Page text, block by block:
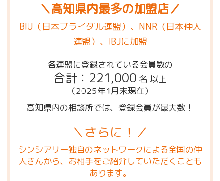
＼高知県内最多の加盟店／
BIU（日本ブライダル連盟）、NNR（日本仲人
連盟）、IBJに加盟
各連盟に登録されている会員数の
合計：221,000 名 以上
（2025年1月末現在）
高知県内の相談所では、登録会員が最大数！
＼さらに！／
シンシアリー独自のネットワークによる全国の仲
人さんから、お相手をご紹介していただくことも
あります。